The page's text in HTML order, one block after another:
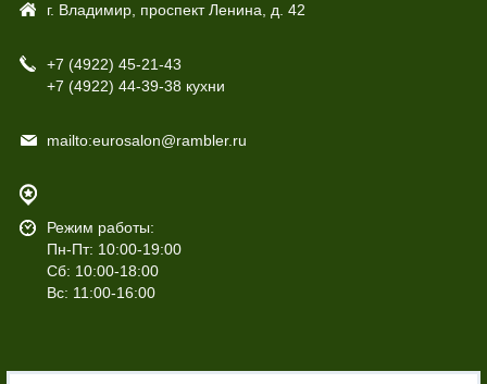
г. Владимир, проспект Ленина, д. 42
+7 (4922) 45-21-43
+7 (4922) 44-39-38 кухни
mailto:eurosalon@rambler.ru
Режим работы:
Пн-Пт: 10:00-19:00
Сб: 10:00-18:00
Вс: 11:00-16:00